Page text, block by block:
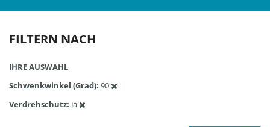
FILTERN NACH
IHRE AUSWAHL
Schwenkwinkel (Grad) 90
Verdrehschutz Ja